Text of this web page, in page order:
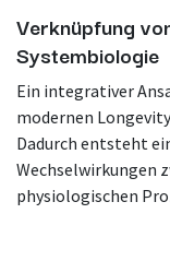
Verknüpfung
Systembiologie
Ein integrativer
modernen
Dadurch entsteht
Wechselwirkungen
physiologischen